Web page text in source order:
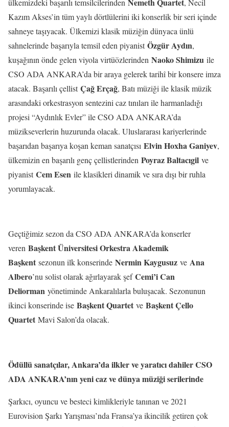
Kazım Akses’in tüm yaylı dörtlülerini iki konserlik bir seri içinde
sahneye taşıyacak. Ülkemizi klasik müziğin dünyaca ünlü
sahnelerinde başarıyla temsil eden piyanistÖzgür Aydın,
kuşağının önde gelen viyola virtüözlerinden Naoko Shimizu ile
CSO ADA ANKARA’da bir araya gelerek tarihî bir konsere imza
atacak. Başarılı çellistÇağ Erçağ, Batı müziği ile klasik müzik
arasındaki orkestrasyon sentezini caz tınıları ile harmanladığı
projesi “Aydınlık Evler” ile CSO ADA ANKARA’da
müzikseverlerin huzurunda olacak. Uluslararası kariyerlerinde
başarıdan başarıya koşan keman sanatçısı Elvin Hoxha Ganiyev,
ülkemizin en başarılı genç çellistlerinden Poyraz Baltacıgil ve
piyanistCem Esen ile klasikleri dinamik ve sıra dışı bir ruhla
yorumlayacak.
Geçtiğimiz sezon da CSO ADA ANKARA’da konserler
veren Başkent Üniversitesi Orkestra Akademik
Başkent sezonun ilk konserinde Nermin Kaygusuz ve Ana
Albero’nu solist olarak ağırlayarak şefCemi’i Can
Deliorman yönetiminde Ankaralılarla buluşacak. Sezonunun
ikinci konserinde ise Başkent Quartet ve Başkent Çello
Quartet Mavi Salon’da olacak.
Ödüllü sanatçılar, Ankara’da ilkler ve yaratıcı dahiler CSO
ADA ANKARA’nın yeni caz ve dünya müziği serilerinde
Şarkıcı, oyuncu ve besteci kimlikleriyle tanınan ve 2021
Eurovision Şarkı Yarışması’nda Fransa’ya ikincilik getiren çok